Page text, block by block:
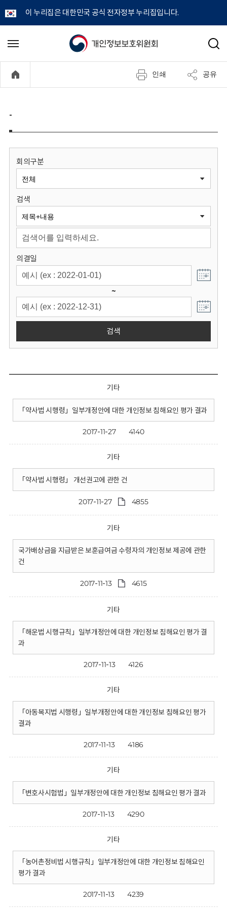
이 누리집은 대한민국 공식 전자정부 누리집입니다.
개
정
보
원
회
메
기
검
인쇄 공유
-
회의구분
검색
의결일
~
검색
기타
「약사법 시행령」일부개정안에 대한 개인정보 침해요인 평가 결과
2017-11-27 4140
기타
「약사법 시행령」 개선권고에 관한 건
2017-11-27 4855
기타
국가배상금을 지급받은 보훈급여금 수령자의 개인정보 제공에 관한
건
2017-11-13 4615
기타
「해운법 시행규칙」일부개정안에 대한 개인정보 침해요인 평가 결
과
2017-11-13 4126
기타
「아동복지법 시행령」일부개정안에 대한 개인정보 침해요인 평가
결과
2017-11-13 4186
기타
「변호사시험법」일부개정안에 대한 개인정보 침해요인 평가 결과
2017-11-13 4290
기타
「농어촌정비법 시행규칙」일부개정안에 대한 개인정보 침해요인
평가 결과
2017-11-13 4239